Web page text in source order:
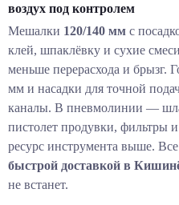
воздух под контролем
Мешалки 120/140 мм с
клей, шпаклёвку и сухие
меньше перерасхода и брызг.
мм и насадки для точной
каналы. В пневмолинии —
пистолет продувки, фильтры
ресурс инструмента выше.
быстрой доставкой в
не встанет.